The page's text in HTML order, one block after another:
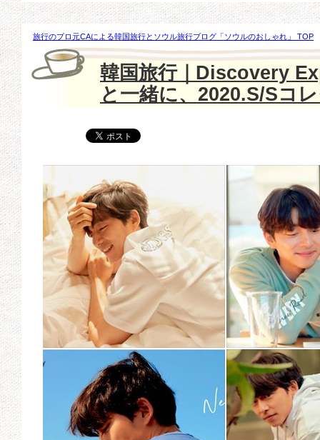
旅行のプロ元CAによる韓国旅行とソウル旅行ブログ「ソウルのおしゃれ」 TOP
Expedition【コンユ】と一緒に、2020.S/Sコレクション公開♪
韓国旅行｜Discovery
と一緒に、2020.S/Sコ